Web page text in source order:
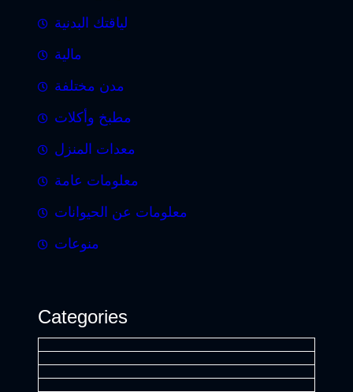
لياقتك البدنية
مالية
مدن مختلفة
مطبخ وأكلات
معدات المنزل
معلومات عامة
معلومات عن الحيوانات
منوعات
Categories